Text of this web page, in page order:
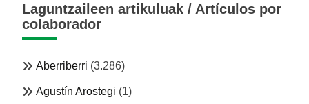
Laguntzaileen artikuluak / Artículos por
colaborador
Aberriberri (3.286)
Agustín Arostegi (1)